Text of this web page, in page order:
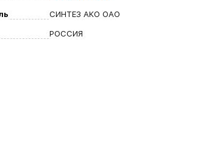
СИНТЕЗ АКО ОАО
РОССИЯ